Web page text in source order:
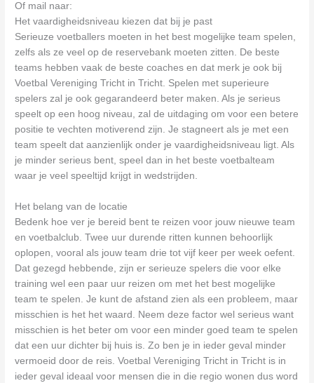
Of mail naar:
Het vaardigheidsniveau kiezen dat bij je past
Serieuze voetballers moeten in het best mogelijke team spelen,
zelfs als ze veel op de reservebank moeten zitten. De beste
teams hebben vaak de beste coaches en dat merk je ook bij
Voetbal Vereniging Tricht in Tricht. Spelen met superieure
spelers zal je ook gegarandeerd beter maken. Als je serieus
speelt op een hoog niveau, zal de uitdaging om voor een betere
positie te vechten motiverend zijn. Je stagneert als je met een
team speelt dat aanzienlijk onder je vaardigheidsniveau ligt. Als
je minder serieus bent, speel dan in het beste voetbalteam
waar je veel speeltijd krijgt in wedstrijden.
Het belang van de locatie
Bedenk hoe ver je bereid bent te reizen voor jouw nieuwe team
en voetbalclub. Twee uur durende ritten kunnen behoorlijk
oplopen, vooral als jouw team drie tot vijf keer per week oefent.
Dat gezegd hebbende, zijn er serieuze spelers die voor elke
training wel een paar uur reizen om met het best mogelijke
team te spelen. Je kunt de afstand zien als een probleem, maar
misschien is het het waard. Neem deze factor wel serieus want
misschien is het beter om voor een minder goed team te spelen
dat een uur dichter bij huis is. Zo ben je in ieder geval minder
vermoeid door de reis. Voetbal Vereniging Tricht in Tricht is in
ieder geval ideaal voor mensen die in die regio wonen dus word